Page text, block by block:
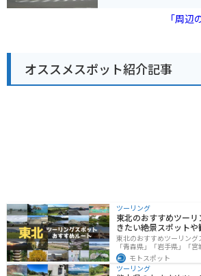
ューが楽しめるレストランが
は、日本の滝百選に選ばれた
ロードで、ツーリングにも最適
但馬牛コロッケなど、地元グル
です。
「周
オススメスポット紹介記事
ツーリング
東北のおすすめツー
きたい絶景スポット
東北のおすすめツーリング
「青森県」「岩手県」「
「福島県」の各県の観光
や湖、温泉地が点在し、
ットが多数あります。バ
モトスポット
ツーリング